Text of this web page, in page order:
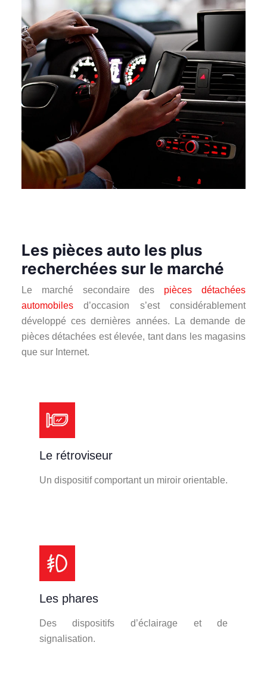
Les pièces auto les plus
recherchées sur le marché
Le marché secondaire des pièces détachées
automobilesd’occasion s’est considérablement
développé ces dernières années. La demande de
pièces détachées est élevée, tant dans les magasins
que sur Internet.
Le rétroviseur
Un dispositif comportant un miroir orientable.
Les phares
Des dispositifs d’éclairage et de
signalisation.